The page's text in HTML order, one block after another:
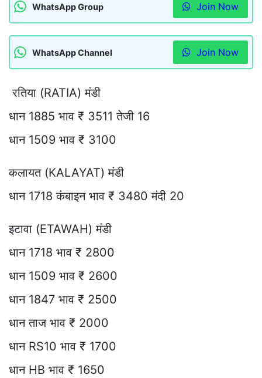
WhatsApp Group Join Now
WhatsApp Channel Join Now
रतिया (RATIA) मंडी
धान 1885 भाव ₹ 3511 तेजी 16
धान 1509 भाव ₹ 3100
कलायत (KALAYAT) मंडी
धान 1718 कंबाइन भाव ₹ 3480 मंदी 20
इटावा (ETAWAH) मंडी
धान 1718 भाव ₹ 2800
धान 1509 भाव ₹ 2600
धान 1847 भाव ₹ 2500
धान ताज भाव ₹ 2000
धान RS10 भाव ₹ 1700
धान HB भाव ₹ 1650